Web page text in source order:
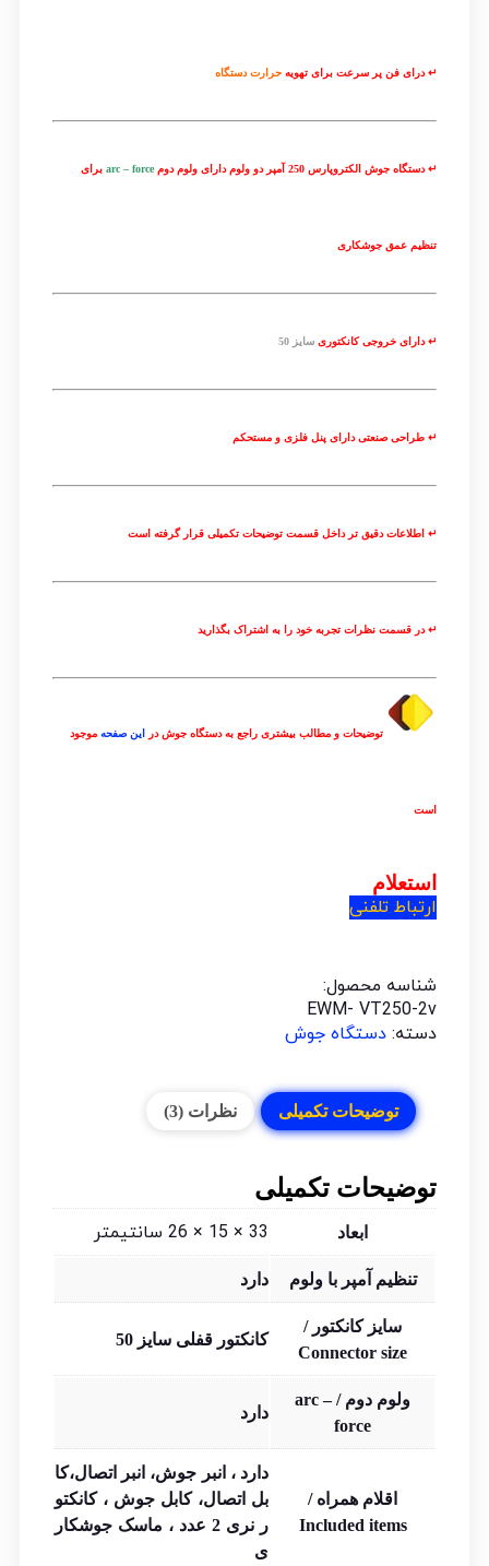
↵ درای فن پر سرعت برای تهویه حرارت دستگاه
↵ دستگاه جوش الکتروپارس 250 آمپر دو ولوم دارای ولوم دوم arc – forceبرای
تنظیم عمق جوشکاری
↵ دارای خروجی کانکتوریسایز 50
↵ طراحی صنعتی دارای پنل فلزی و مستحکم
↵ اطلاعات دقیق تر داخل قسمت توضیحات تکمیلی قرار گرفته است
↵ در قسمتنظراتتجربه خود را به اشتراک بگذارید
توضیحات و مطالب بیشتری راجع به دستگاه جوش در این صفحهموجود
است
استعلام
ارتباط تلفنی
شناسه محصول:
EWM- VT250-2v
دسته: دستگاه جوش
توضیحات تکمیلی نظرات (3)
توضیحات تکمیلی
ابعاد 33 × 15 × 26 سانتیمتر
تنظیم آمپر با ولوم دارد
سایز کانکتور /
Connector size
کانکتور قفلی سایز 50
ولوم دوم / arc –
force
دارد
اقلام همراه /
Included items
دارد ، انبر جوش، انبر اتصال،کا
بل اتصال، کابل جوش ، کانکتو
ر نری 2 عدد ، ماسک جوشکار
ی